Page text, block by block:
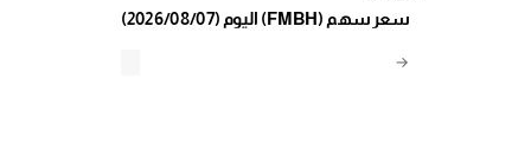
→
(2026/08/07) اليوم (FMBH) سعر سهم